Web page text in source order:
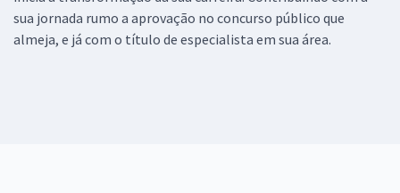
sua jornada rumo a aprovação no concurso público que
almeja, e já com o título de especialista em sua área.